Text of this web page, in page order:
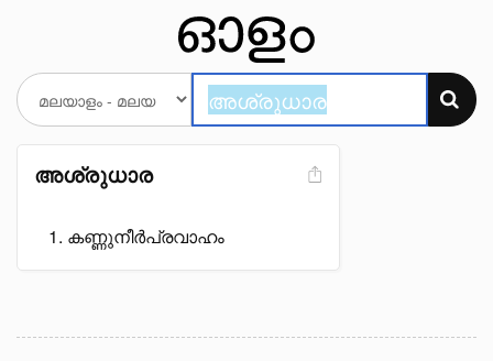
അശ്രുധാര
കണ്ണുനീർപ്രവാഹം